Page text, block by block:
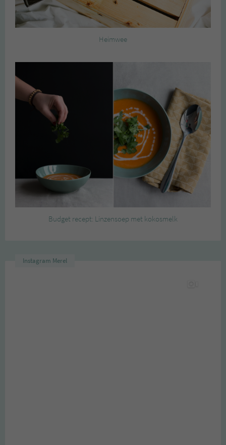
Heimwee
Budget recept: Linzensoep met kokosmelk
Instagram Merel